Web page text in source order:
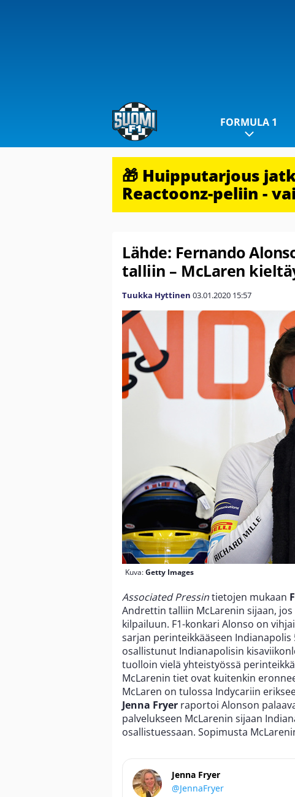
FORMULA 1
🎁 Huipputarjous
Reactoonz-peliin -
Lähde: Fernando
talliin – McLaren
Tuukka Hyttinen 03.01.2020 15:57
Kuva:Getty Images
Associated Pressintietojen mukaan
Andrettin talliin McLarenin sijaan,
kilpailuun. F1-konkari Alonso on
sarjan perinteikkääseen
osallistunut Indianapolisin
tuolloin vielä yhteistyössä
McLarenin tiet ovat kuitenkin
McLaren on tulossa Indycariin
Jenna Fryer raportoi Alonson
palvelukseen McLarenin sijaan
osallistuessaan. Sopimusta
Jenna Fryer
@JennaFryer